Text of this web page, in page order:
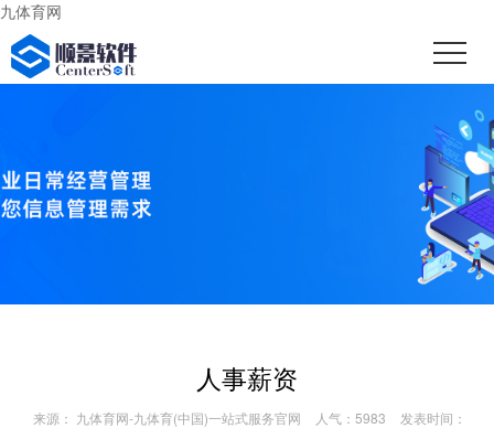
九体育网
人事薪资
来源： 九体育网-九体育(中国)一站式服务官网 人气：5983
发表时间：